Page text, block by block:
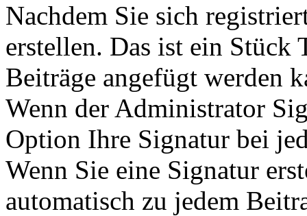
Nachdem Sie sich
erstellen. Das ist ein Stück
Beiträge angefügt werden
Wenn der Administrator
Option Ihre Signatur bei
Wenn Sie eine Signatur
automatisch zu jedem